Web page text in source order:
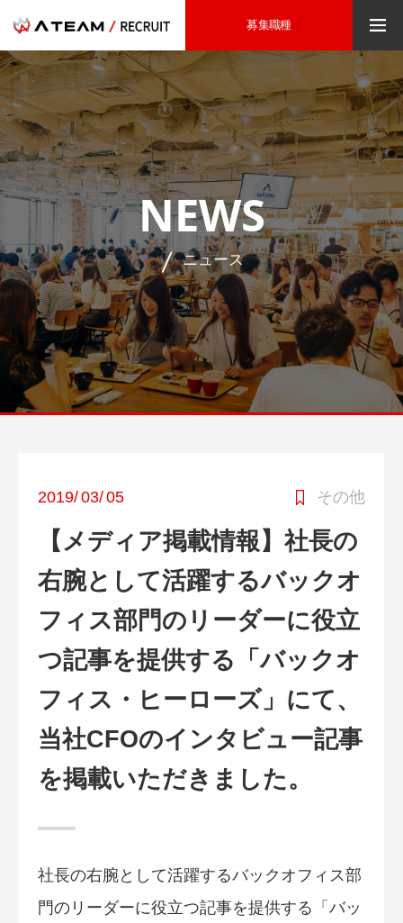
募集職種
NEWS
ニュース
その他
2019/03/05
【メディア掲載情報】社長の
右腕として活躍するバックオ
フィス部門のリーダーに役立
つ記事を提供する「バックオ
フィス・ヒーローズ」にて、
当社CFOのインタビュー記事
を掲載いただきました。
社長の右腕として活躍するバックオフィス部
門のリーダーに役立つ記事を提供する「バッ